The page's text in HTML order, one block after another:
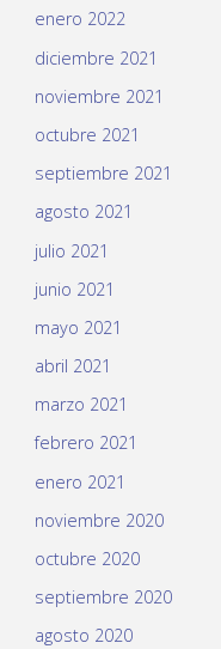
enero 2022
diciembre 2021
noviembre 2021
octubre 2021
septiembre 2021
agosto 2021
julio 2021
junio 2021
mayo 2021
abril 2021
marzo 2021
febrero 2021
enero 2021
noviembre 2020
octubre 2020
septiembre 2020
agosto 2020